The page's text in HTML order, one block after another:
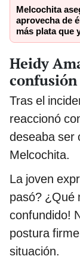
Melcochita
aprovecha de
más plata que
Heidy
Tras el
reaccionó
deseaba ser
Melcochita.
La joven
pasó? ¿Qué
confundido!
postura
situación.